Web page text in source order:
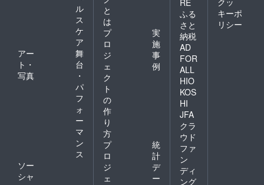
は、Ｍ
サイズ
かける
場合が
ござい
ル
ス
ケ
ア
アー
ト・
写真
舞
台
・
パ
フ
ォ
ー
マ
ン
ス
ソー
シャ
と
は
プ
ロ
ジ
ェ
ク
ト
の
作
り
方
実
施
事
例
プ
ロ
ジ
ェ
統
計
デ
ー
RE
ふる
さと
納税
AD
FOR
ALL
HIO
KOS
HI
JFA
クラ
ウド
ファ
ン
ディ
ング
キーポ
リシー